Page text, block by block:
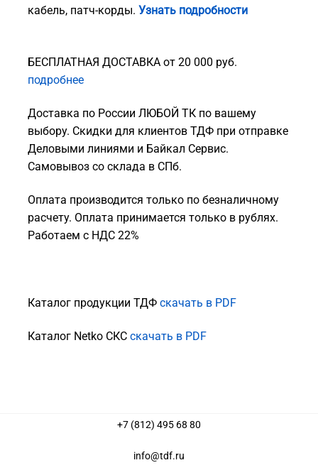
кабель, патч-корды. Узнать подробности
БЕСПЛАТНАЯ ДОСТАВКА от 20 000 руб.
подробнее
Доставка по России ЛЮБОЙ ТК по вашему
выбору. Скидки для клиентов ТДФ при отправке
Деловыми линиями и Байкал Сервис.
Самовывоз со склада в СПб.
Оплата производится только по безналичному
расчету. Оплата принимается только в рублях.
Работаем с НДС 22%
Каталог продукции ТДФ скачать в PDF
Каталог Netko СКС скачать в PDF
+7 (812) 495 68 80
info@tdf.ru